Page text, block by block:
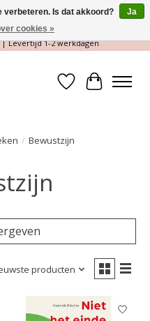
winkel | Gratis verzending >
Levertijd 1-2 werkdagen
Verlanglijst
/ Bewustzijn
producten
verbeteren. Is dat akkoord?
Ja
cookies »